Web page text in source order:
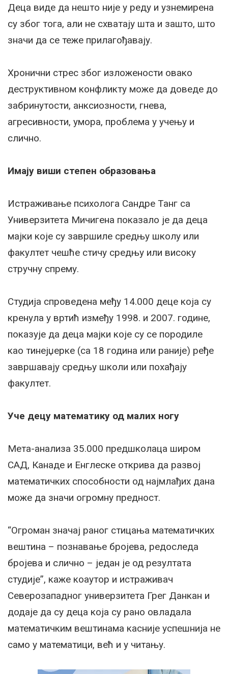
Деца виде да нешто није у реду и узнемирена
су због тога, али не схватају шта и зашто, што
значи да се теже прилагођавају.
Хронични стрес због изложености овако
деструктивном конфликту може да доведе до
забринутости, анксиозности, гнева,
агресивности, умора, проблема у учењу и
слично.
Имају виши степен образовања
Истраживање психолога Сандре Танг са
Универзитета Мичигена показало је да деца
мајки које су завршиле средњу школу или
факултет чешће стичу средњу или високу
стручну спрему.
Студија спроведена међу 14.000 деце која су
кренула у вртић између 1998. и 2007. године,
показује да деца мајки које су се породиле
као тинејџерке (са 18 година или раније) ређе
завршавају средњу школи или похађају
факултет.
Уче децу математику од малих ногу
Мета-анализа 35.000 предшколаца широм
САД, Канаде и Енглеске открива да развој
математичких способности од најмлађих дана
може да значи огромну предност.
“Огроман значај раног стицања математичких
вештина – познавање бројева, редоследа
бројева и слично – један је од резултата
студије”, каже коаутор и истраживач
Северозападног универзитета Грег Данкан и
додаје да су деца која су рано овладала
математичким вештинама касније успешнија не
само у математици, већ и у читању.